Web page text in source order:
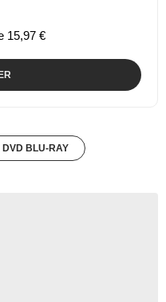
15,97 €
BLU-RAY